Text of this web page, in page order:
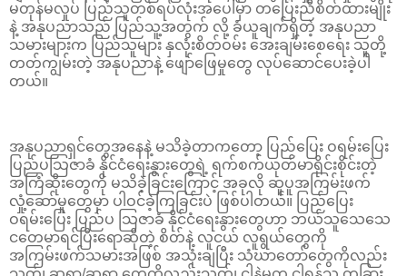
မတုန်မလှုပ် ပြည်သူတစ်ရပ်လုံးအပေါ်မှာ တပြေးညီစိတ်ထားမျိုး
နဲ့ အနုပညာသည် ပြည်သူ့အတွက် လို့ ခံယူချက်ရှိတဲ့ အနုပညာ
သမားများက ပြည်သူများ နှလုံးစိတ်ဝမ်း အေးချမ်းစေရေး သူတို့
တတ်ကျွမ်းတဲ့ အနုပညာနဲ့ ဖျော်ဖြေမှုတွေ လုပ်ဆောင်ပေးခဲ့ပါ
တယ်။
အနုပညာရှင်တွေအနေနဲ့ မသိခဲ့တာကတော့ ပြည်ပြေး ဝရမ်းပြေး
ပြည်ပသြဇာခံ နိုင်ငံရေးနွားတွေရဲ့ ရက်စက်ယုတ်မာရိုင်းစိုင်းတဲ့
အကြံဆိုးတွေကို မသိခဲ့ခြင်းကြောင့် အခုလို ဆူပူအကြမ်းဖက်
လှုံ့ဆော်မှုတွေမှာ ပါဝင်ခဲ့ကြခြင်းပဲ ဖြစ်ပါတယ်။ ပြည်ပြေး
ဝရမ်းပြေး ပြည်ပ သြဇာခံ နိုင်ငံရေးနွားတွေဟာ ဘယ်သူသေသေ
ငတေမာရင်ပြီးရောဆိုတဲ့ စိတ်နဲ့ လူငယ် လူရွယ်တွေကို
အကြမ်းဖက်သမားအဖြစ် အသုံးချပြီး သံဃာတော်တွေကိုလည်း